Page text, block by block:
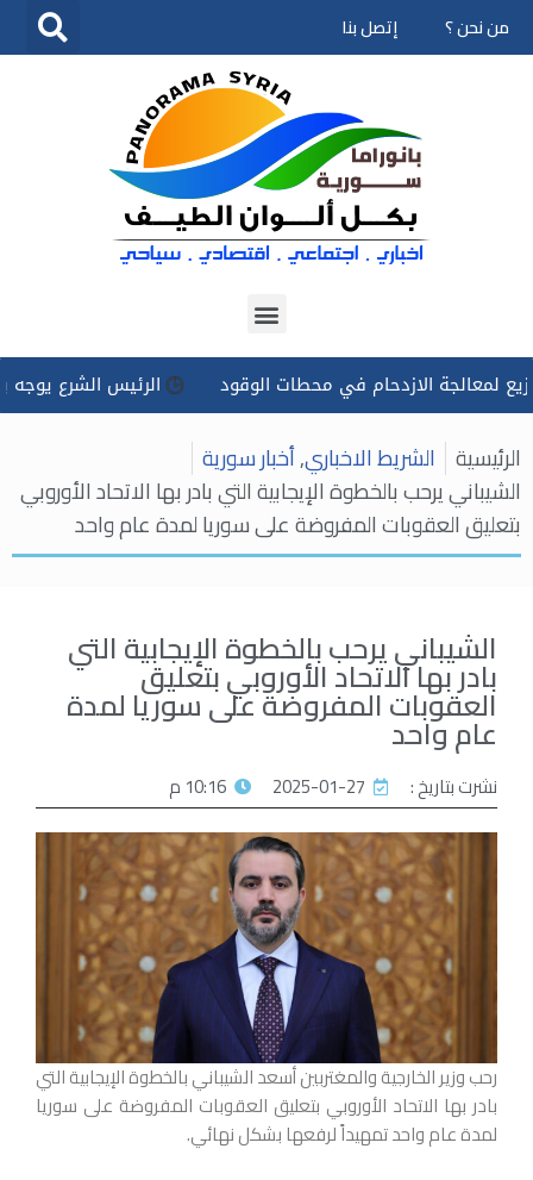
تخطى
من نحن ؟ إتصل بنا
الازدحام في محطات الوقود الرئيس الشرع يوجه بتسخير
الرئيسية الشريط الاخباري,أخبار سورية
الشيباني يرحب بالخطوة الإيجابية التي بادر بها الاتحاد الأوروبي
بتعليق العقوبات المفروضة على سوريا لمدة عام واحد
الشيباني يرحب بالخطوة الإيجابية التي
بادر بها الاتحاد الأوروبي بتعليق
العقوبات المفروضة على سوريا لمدة
عام واحد
نشرت بتاريخ : 2025-01-27 10:16 م
رحب وزير الخارجية والمغتربين أسعد الشيباني بالخطوة الإيجابية التي
بادر بها الاتحاد الأوروبي بتعليق العقوبات المفروضة على سوريا
لمدة عام واحد تمهيداً لرفعها بشكل نهائي.